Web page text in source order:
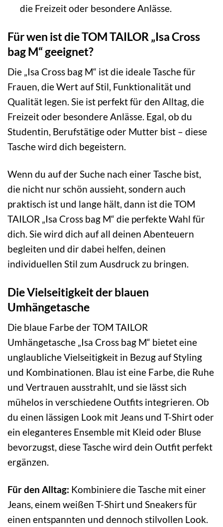
die Freizeit oder besondere Anlässe.
Für wen ist die TOM TAILOR „Isa Cross
bag M“ geeignet?
Die „Isa Cross bag M“ ist die ideale Tasche für
Frauen, die Wert auf Stil, Funktionalität und
Qualität legen. Sie ist perfekt für den Alltag, die
Freizeit oder besondere Anlässe. Egal, ob du
Studentin, Berufstätige oder Mutter bist – diese
Tasche wird dich begeistern.
Wenn du auf der Suche nach einer Tasche bist,
die nicht nur schön aussieht, sondern auch
praktisch ist und lange hält, dann ist die TOM
TAILOR „Isa Cross bag M“ die perfekte Wahl für
dich. Sie wird dich auf all deinen Abenteuern
begleiten und dir dabei helfen, deinen
individuellen Stil zum Ausdruck zu bringen.
Die Vielseitigkeit der blauen
Umhängetasche
Die blaue Farbe der TOM TAILOR
Umhängetasche „Isa Cross bag M“ bietet eine
unglaubliche Vielseitigkeit in Bezug auf Styling
und Kombinationen. Blau ist eine Farbe, die Ruhe
und Vertrauen ausstrahlt, und sie lässt sich
mühelos in verschiedene Outfits integrieren. Ob
du einen lässigen Look mit Jeans und T-Shirt oder
ein eleganteres Ensemble mit Kleid oder Bluse
bevorzugst, diese Tasche wird dein Outfit perfekt
ergänzen.
Für den Alltag: Kombiniere die Tasche mit einer
Jeans, einem weißen T-Shirt und Sneakers für
einen entspannten und dennoch stilvollen Look.